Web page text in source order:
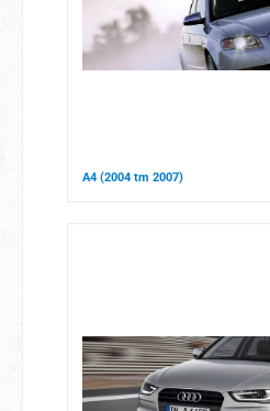
A4 (2004 tm 2007)